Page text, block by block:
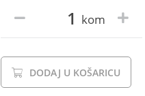
kom
DODAJ U KOŠARICU